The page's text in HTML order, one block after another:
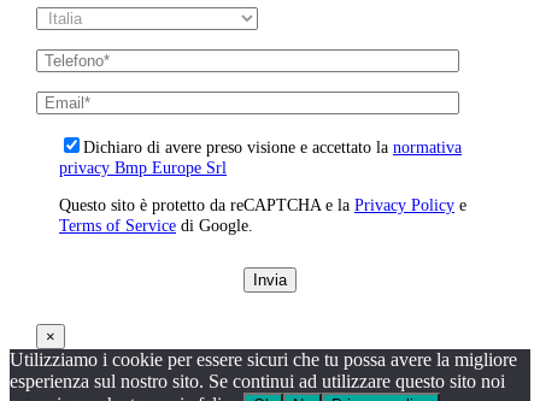
Dichiaro di avere preso visione e accettato lanormativa
privacy Bmp Europe Srl
Questo sito è protetto da reCAPTCHA e laPrivacy Policy e
Terms of Service di Google.
×
Utilizziamo i cookie per essere sicuri che tu possa avere la migliore
esperienza sul nostro sito. Se continui ad utilizzare questo sito noi